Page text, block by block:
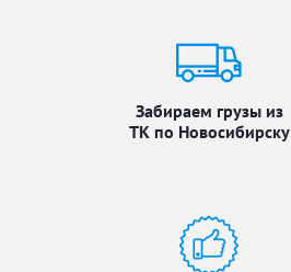
Забираем грузы из
ТК по Новосибирску